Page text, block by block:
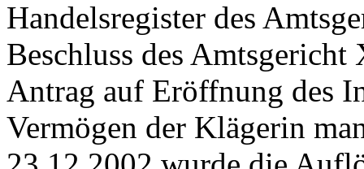
Handelsregister des
Beschluss des
Antrag auf Eröffnung des
Vermögen der Klägerin